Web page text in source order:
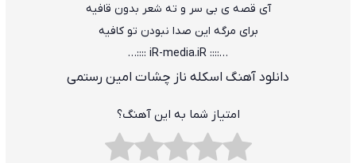
آی قصه ی بی سر و ته شعر بدون قافیه
برای مرگه این صدا نبودن تو کافیه
…:::: iR-media.iR ::::…
دانلود آهنگ اسکله ناز چشات امین رستمی
امتیاز شما به این آهنگ؟